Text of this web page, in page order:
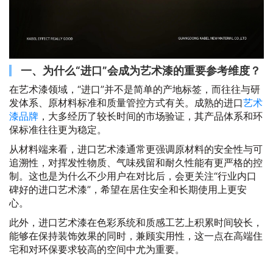
一、为什么“进口”会成为艺术漆的重要参考维度？
在艺术漆领域，“进口”并不是简单的产地标签，而往往与研
发体系、原材料标准和质量管控方式有关。成熟的进口艺术
漆品牌 ，大多经历了较长时间的市场验证，其产品体系和环
保标准往往更为稳定。
从材料端来看，进口艺术漆通常更强调原材料的安全性与可
追溯性，对挥发性物质、气味残留和耐久性能有更严格的控
制。这也是为什么不少用户在对比后，会更关注“行业内口
碑好的进口艺术漆”，希望在居住安全和长期使用上更安
心。
此外，进口艺术漆在色彩系统和质感工艺上积累时间较长，
能够在保持装饰效果的同时，兼顾实用性，这一点在高端住
宅和对环保要求较高的空间中尤为重要。